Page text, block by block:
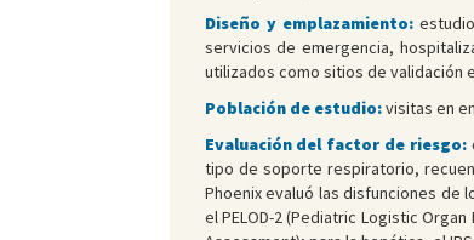
Diseño y emplazamiento:estudio
servicios de emergencia,
utilizados como sitios de validación
Población de estudio:visitas en
Evaluación del factor de riesgo:
tipo de soporte respiratorio,
Phoenix evaluó las disfunciones de
el PELOD-2 (Pediatric Logistic